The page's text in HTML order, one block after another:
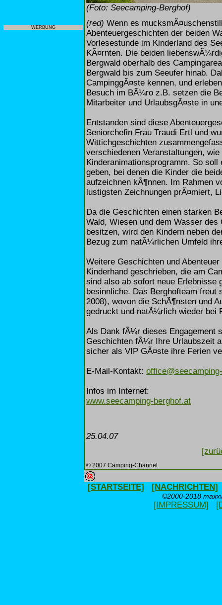
WERBUNG
(Foto: Seecamping-Berghof)
(red) Wenn es
Abenteuergeschichten der beiden
Vorlesestunde im Kinderland des
KÃ¤rnten. Die beiden
Bergwald oberhalb des
Bergwald bis zum Seeufer hinab.
CampinggÃ¤ste kennen, und
Besuch im BÃ¼ro z.B. setzen die
Mitarbeiter und UrlaubsgÃ¤ste in
Entstanden sind diese
Seniorchefin Frau Traudi Ertl und
Wittichgeschichten
verschiedenen Veranstaltungen,
Kinderanimationsprogramm. So
geben, bei denen die Kinder die
aufzeichnen kÃ¶nnen. Im Rahmen
lustigsten Zeichnungen prÃ¤miert,
Da die Geschichten einen starken
Wald, Wiesen und dem Wasser
besitzen, wird den Kindern neben
Bezug zum natÃ¼rlichen Umfeld
Weitere Geschichten und
Kinderhand geschrieben, die am
sind also ab sofort neue Erlebnisse
besinnliche. Das Berghofteam freut
2008), wovon die SchÃ¶nsten und
gedruckt und natÃ¼rlich wieder bei
Als Dank fÃ¼r dieses Engagement
Geschichten fÃ¼r Ihre Urlaubszeit
sicher als VIP GÃ¤ste ihre Ferien
E-Mail-Kontakt:
Infos im Internet:
www.seecamping-berghof.at
25.04.07
© 2007 Camping-Channel
[STARTSEITE] [NACHRICHTEN]
©2000-2018
[IMPRESSUM]